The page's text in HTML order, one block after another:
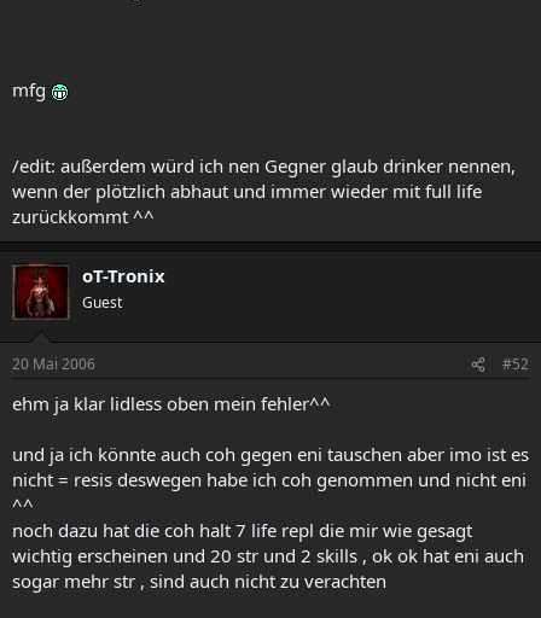
mfg
/edit: außerdem würd ich nen Gegner glaub drinker nennen,
wenn der plötzlich abhaut und immer wieder mit full life
zurückkommt ^^
oT-Tronix
Guest
20 Mai 2006 #52
ehm ja klar lidless oben mein fehler^^
und ja ich könnte auch coh gegen eni tauschen aber imo ist es
nicht = resis deswegen habe ich coh genommen und nicht eni
^^
noch dazu hat die coh halt 7 life repl die mir wie gesagt
wichtig erscheinen und 20 str und 2 skills , ok ok hat eni auch
sogar mehr str , sind auch nicht zu verachten